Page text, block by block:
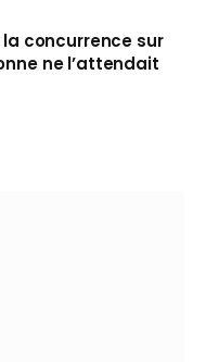
concurrence sur
ne l’attendait